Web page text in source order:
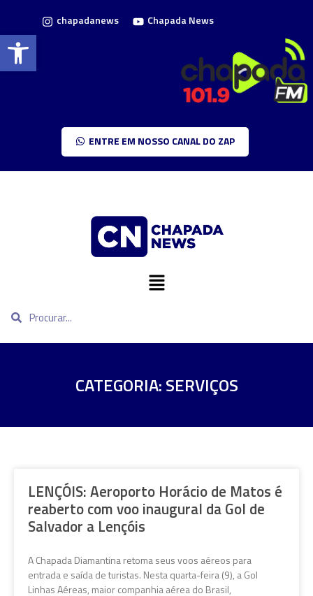
Barra de Ferramentas Aberta
chapadanews Chapada News
ENTRE EM NOSSO CANAL DO ZAP
CATEGORIA: SERVIÇOS
LENÇÓIS: Aeroporto Horácio de Matos é
reaberto com voo inaugural da Gol de
Salvador a Lençóis
A Chapada Diamantina retoma seus voos aéreos para
entrada e saída de turistas. Nesta quarta-feira (9), a Gol
Linhas Aéreas, maior companhia aérea do Brasil,